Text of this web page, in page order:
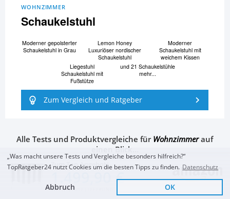
Zum Top Angebot
1.499,90 €
KOSTENLOSE LIEFERUNG
WOHNZIMMER
Schaukelstuhl
Moderner gepolsterter
Schaukelstuhl in Grau
Lemon Honey
Luxuriöser nordischer
Schaukelstuhl
Moderner
Schaukelstuhl mit
weichem Kissen
Liegestuhl
Schaukelstuhl mit
Fußstütze
und 21 Schaukelstühle
mehr...
Zum Vergleich und Ratgeber
Alle Tests und Produktvergleiche fürWohnzimmerauf
einen Blick…
„Was macht unsere Tests und Vergleiche besonders hilfreich?“
TopRatgeber24 nutzt Cookies um die besten Tipps zu finden. Datenschutz
Abbruch OK